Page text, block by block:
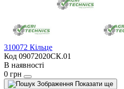
310072 Кільце
Код 09072020СК.01
В наявності
0 грн
Показати ще